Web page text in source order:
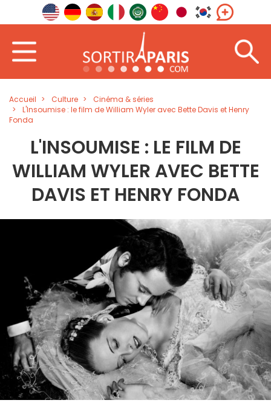
Accueil Culture
Cinéma & séries
L'Insoumise : le film de William Wyler avec Bette Davis et Henry
Fonda
L'INSOUMISE : LE FILM DE
WILLIAM WYLER AVEC BETTE
DAVIS ET HENRY FONDA